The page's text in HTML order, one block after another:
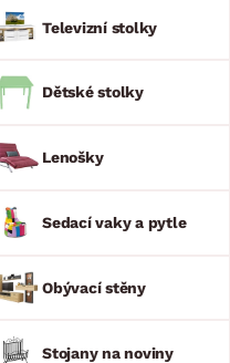
Televizní stolky
Dětské stolky
Lenošky
Sedací vaky a pytle
Obývací stěny
Stojany na noviny